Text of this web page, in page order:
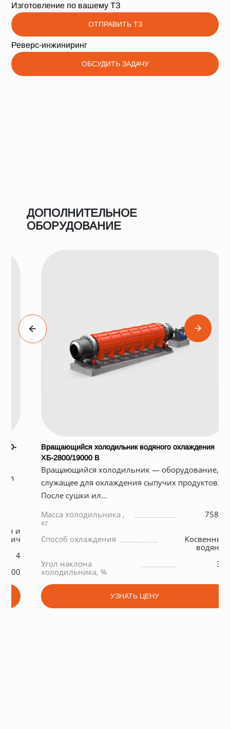
Изготовление по вашему ТЗ
ОТПРАВИТЬ ТЗ
Реверс-инжиниринг
ОБСУДИТЬ ЗАДАЧУ
ДОПОЛНИТЕЛЬНОЕ
ОБОРУДОВАНИЕ
Вращающийся холодильник водяного охлаждения
ХБ-2800/19000 В
Вращающийся холодильник — оборудование,
служащее для охлаждения сыпучих продуктов.
После сушки ил...
Масса холодильника ,
75800
Способ охлаждения
Косвенный
водяное
Угол наклона
холодильника, %
УЗНАТЬ ЦЕНУ